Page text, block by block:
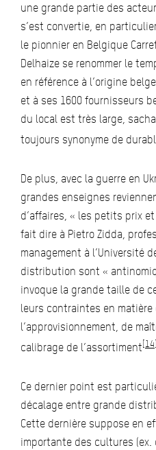
une grande partie des
s’est convertie, en
le pionnier en Belgique
Delhaize se renommer le
en référence à l’origine
et à ses 1600 fournisseurs
du local est très large,
toujours synonyme de
De plus, avec la guerre en
grandes enseignes
d’affaires, « les petits prix
fait dire à Pietro Zidda,
management à l’Université
distribution sont «
invoque la grande taille de
leurs contraintes en
l’approvisionnement, de
calibrage de l’assortiment[14]
Ce dernier point est
décalage entre grande
Cette dernière suppose en
importante des cultures